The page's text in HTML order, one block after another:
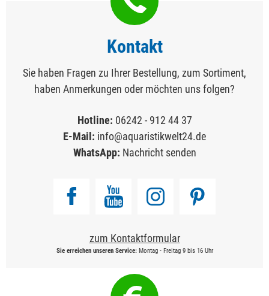
Kontakt
Sie haben Fragen zu Ihrer Bestellung, zum Sortiment,
haben Anmerkungen oder möchten uns folgen?
Hotline: 06242 - 912 44 37
E-Mail: info@aquaristikwelt24.de
WhatsApp: Nachricht senden
zum Kontaktformular
Sie erreichen unseren Service:Montag - Freitag 9 bis 16 Uhr